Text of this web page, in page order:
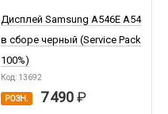
Дисплей Samsung A546E A54
в сборе черный (Service Pack
100%)
Код: 13692
РОЗН. 7 490